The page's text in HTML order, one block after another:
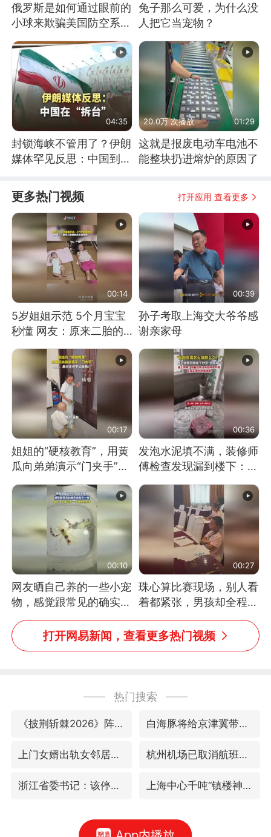
俄罗斯是如何通过眼前的
小球来欺骗美国防空系统
兔子那么可爱，为什么没
人把它当宠物？
04:35
封锁海峡不管用了？伊朗
媒体罕见反思：中国到底
20.0万 次播放 01:29
这就是报废电动车电池不
能整块扔进熔炉的原因了
更多热门视频 打开应用 查看更多
00:14
5岁姐姐示范 5个月宝宝
秒懂 网友：原来二胎的
快乐长这样
00:39
孙子考取上海交大爷爷感
谢亲家母
00:17
姐姐的“硬核教育”，用黄
瓜向弟弟演示“门夹手”，
网友：果然言传不如身
教！
00:36
发泡水泥填不满，装修师
傅检查发现漏到楼下：出
风口未延伸到外墙
00:10
网友晒自己养的一些小宠
物，感觉跟常见的确实有
些不一样
00:27
珠心算比赛现场，别人看
着都紧张，男孩却全程气
定神闲、从容作答，最终
拿下冠军。网友：这淡定
的样子，一看就是有实
打开网易新闻，查看更多热门视频
热门搜索
《披荆斩棘2026》阵容官宣 白海豚将给京津冀带来大暴雨
上门女婿出轨女邻居多年被判重婚罪 杭州机场已取消航班388架次
浙江省委书记：该停下的坚决停下来 上海中心千吨“镇楼神器”摆动明显